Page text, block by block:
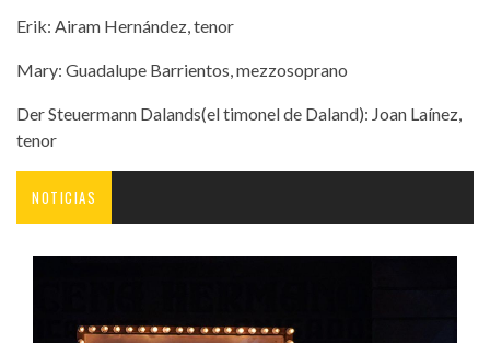
Erik: Airam Hernández, tenor
Mary: Guadalupe Barrientos, mezzosoprano
Der Steuermann Dalands(el timonel de Daland): Joan Laínez,
tenor
NOTICIAS